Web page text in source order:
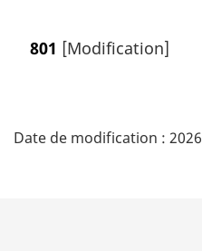
801 [Modification]
é
Date de modification :